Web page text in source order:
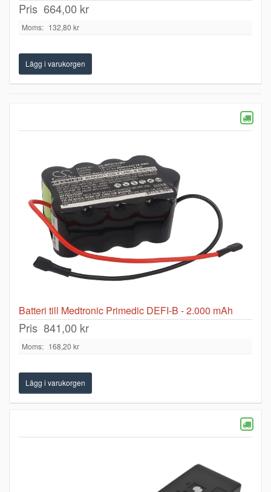
Pris 664,00 kr
Moms: 132,80 kr
Batteri till Medtronic Primedic DEFI-B - 2.000 mAh
Pris 841,00 kr
Moms: 168,20 kr